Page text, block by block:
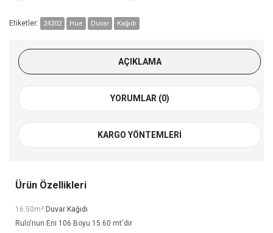
Etiketler: 24202 Hue Duvar Kağıdı
AÇIKLAMA
YORUMLAR (0)
KARGO YÖNTEMLERI
Ürün Özellikleri
16.50m² Duvar Kağıdı
Rulo'nun Eni 106 Boyu 15.60 mt'dir